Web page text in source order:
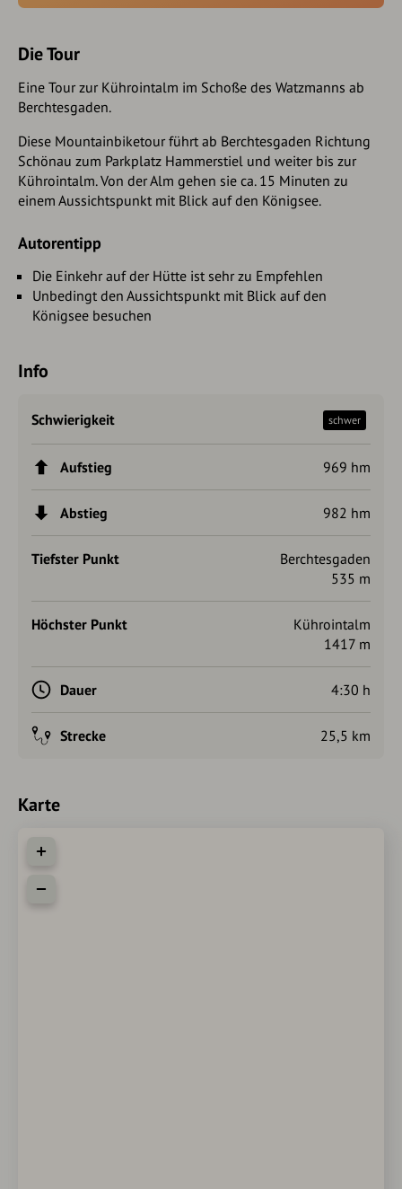
Die Tour
Eine Tour zur Kührointalm im Schoße des Watzmanns ab
Berchtesgaden.
Diese Mountainbiketour führt ab Berchtesgaden Richtung
Schönau zum Parkplatz Hammerstiel und weiter bis zur
Kührointalm. Von der Alm gehen sie ca. 15 Minuten zu
einem Aussichtspunkt mit Blick auf den Königsee.
Autorentipp
Die Einkehr auf der Hütte ist sehr zu Empfehlen
Unbedingt den Aussichtspunkt mit Blick auf den
Königsee besuchen
Info
Schwierigkeit schwer
Aufstieg 969 hm
Abstieg 982 hm
Tiefster Punkt
Berchtesgaden
535 m
Höchster Punkt
Kührointalm
1417 m
Dauer 4:30 h
Strecke 25,5 km
Karte